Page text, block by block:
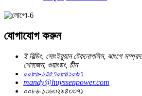
যোগাযোগ করুন
ই বিল্ডিং, সোংইয়ুয়ান টেকনোপলিস, ঝাংগে
শেনজেন, গুয়াংডং, চীন
০০৮৬-১৩৫৭০৮৪১০৬৭
mandy@huyssenpower.com
০০৮৬-১৩৬৩২৯৪৩৩৭১